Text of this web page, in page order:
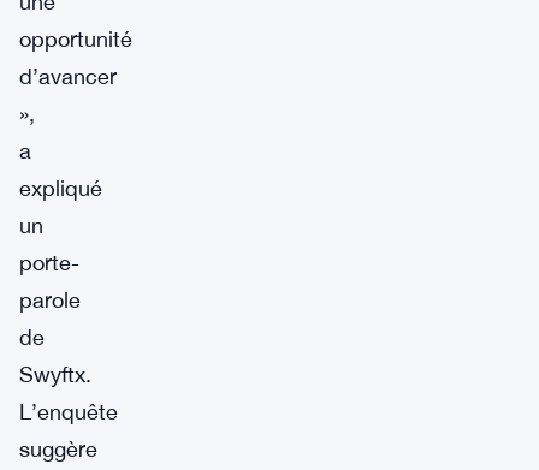
opportunité
d’avancer
»,
a
expliqué
un
porte-
parole
de
Swyftx.
L’enquête
suggère